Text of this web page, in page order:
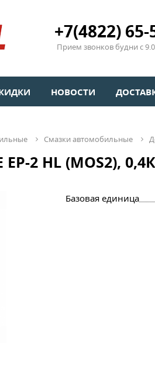
+7(4822) 65-
Прием звонков будни с
НОВОСТИ
смазки автомобильные
2 HL (MOS2),
Базовая единица